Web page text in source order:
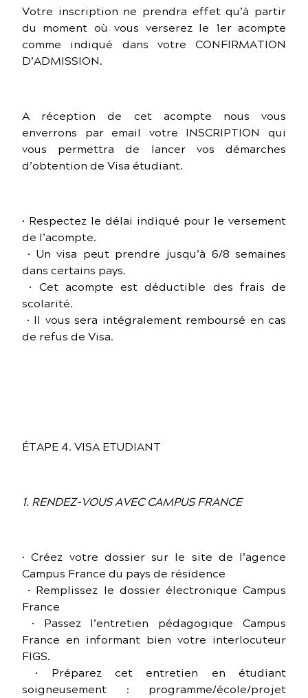
Votre inscription ne prendra effet qu’à partir
du moment où vous verserez le 1er acompte
comme indiqué dans votre CONFIRMATION
D’ADMISSION.
A réception de cet acompte nous vous
enverrons par email votre INSCRIPTION qui
vous permettra de lancer vos démarches
d’obtention de Visa étudiant.
• Respectez le délai indiqué pour le versement
de l’acompte.
• Un visa peut prendre jusqu’à 6/8 semaines
dans certains pays.
• Cet acompte est déductible des frais de
scolarité.
• Il vous sera intégralement remboursé en cas
de refus de Visa.
ÉTAPE 4. VISA ETUDIANT
1. RENDEZ-VOUS AVEC CAMPUS FRANCE
• Créez votre dossier sur le site de l’agence
Campus France du pays de résidence
• Remplissez le dossier électronique Campus
France
• Passez l’entretien pédagogique Campus
France en informant bien votre interlocuteur
FIGS.
• Préparez cet entretien en étudiant
soigneusement : programme/école/projet